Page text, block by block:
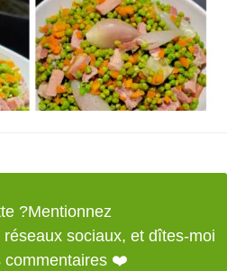
?Mentionnez
réseaux sociaux, et dîtes-moi
commentaires ❤️